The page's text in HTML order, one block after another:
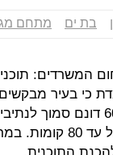
בת ים מתחם
כי בעיר מבקשים
ממתחם המשתרע על פני יותר
מגורים ומשרדים